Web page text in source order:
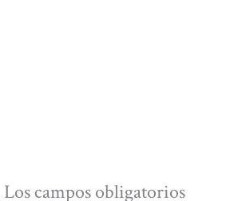
Los campos obligatorios